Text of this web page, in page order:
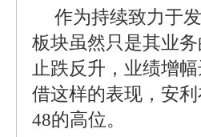
作为持续致力于
板块虽然只是其业
止跌反升，业绩增
借这样的表现，安
48的高位。